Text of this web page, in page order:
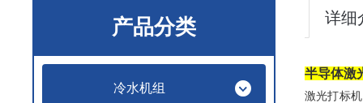
产品分类
冷水机组
详细
半导体激
激光打标